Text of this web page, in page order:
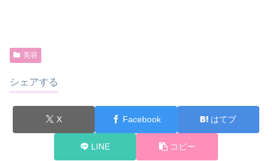
美容
シェアする
X Facebook はてブ
LINE コピー